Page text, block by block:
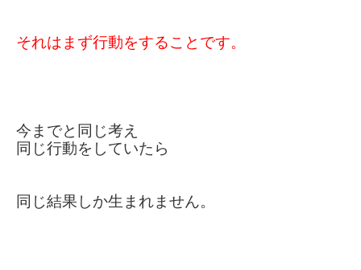
それはまず行動をすることです。
今までと同じ考え
同じ行動をしていたら
同じ結果しか生まれません。